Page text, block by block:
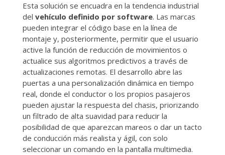
Esta solución se encuadra en la tendencia industrial
del vehículo definido por software. Las marcas
pueden integrar el código base en la línea de
montaje y, posteriormente, permitir que el usuario
active la función de reducción de movimientos o
actualice sus algoritmos predictivos a través de
actualizaciones remotas. El desarrollo abre las
puertas a una personalización dinámica en tiempo
real, donde el conductor o los propios pasajeros
pueden ajustar la respuesta del chasis, priorizando
un filtrado de alta suavidad para reducir la
posibilidad de que aparezcan mareos o dar un tacto
de conducción más realista y ágil, con solo
seleccionar un comando en la pantalla multimedia.